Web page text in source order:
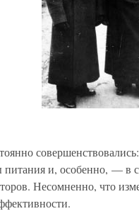
питания и, особенно, — в
Несомненно, что